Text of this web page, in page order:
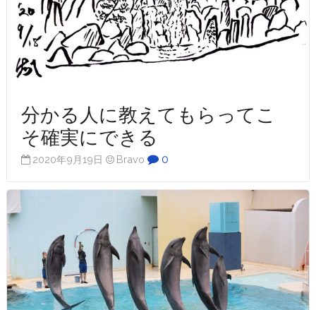
分かる人に教えてもらってこ
そ確実にできる
2020年9月19日 Bravo 0